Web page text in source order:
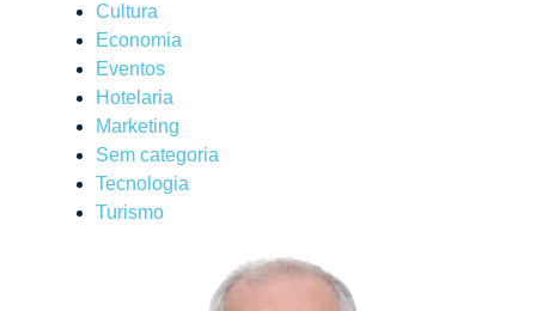
Cultura
Economia
Eventos
Hotelaria
Marketing
Sem categoria
Tecnologia
Turismo